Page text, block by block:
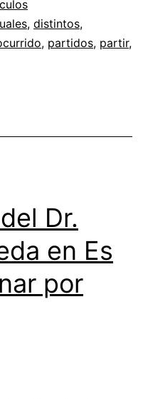
, distintos,
, partidos, partir,
Dr.
en Es
por